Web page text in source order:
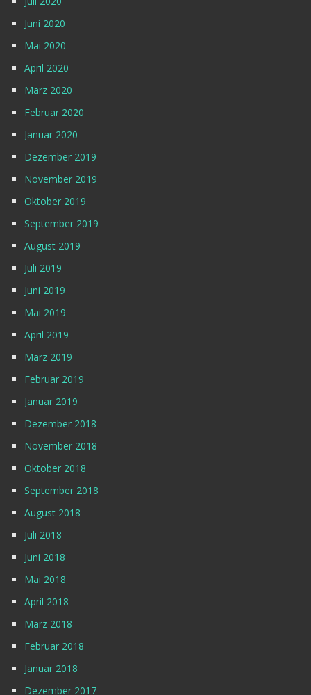
Juni 2020
Mai 2020
April 2020
März 2020
Februar 2020
Januar 2020
Dezember 2019
November 2019
Oktober 2019
September 2019
August 2019
Juli 2019
Juni 2019
Mai 2019
April 2019
März 2019
Februar 2019
Januar 2019
Dezember 2018
November 2018
Oktober 2018
September 2018
August 2018
Juli 2018
Juni 2018
Mai 2018
April 2018
März 2018
Februar 2018
Januar 2018
Dezember 2017